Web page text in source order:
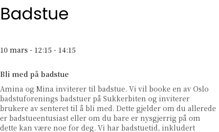
Badstue
10 mars - 12:15 - 14:15
Bli med på badstue
Amina og Mina inviterer til badstue. Vi vil booke en av Oslo
badstuforenings badstuer på Sukkerbiten og inviterer
brukere av senteret til å bli med. Dette gjelder om du allerede
er badstueentusiast eller om du bare er nysgjerrig på om
dette kan være noe for deg. Vi har badstuetid, inkludert